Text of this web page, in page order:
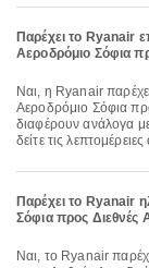
Παρέχει το Ryanair
Αεροδρόμιο Σόφια
Ναι, η Ryanair παρέχει αποσκευή για πτήσεις Εγχώρια & Διεθνής από
Αεροδρόμιο Σόφια
διαφέρουν ανάλογα
δείτε τις
Παρέχει το Ryanair
Σόφια προς Διεθνές
Ναι, το Ryanair παρέχει online check-in για πτήση από Αεροδρόμιο Σόφια